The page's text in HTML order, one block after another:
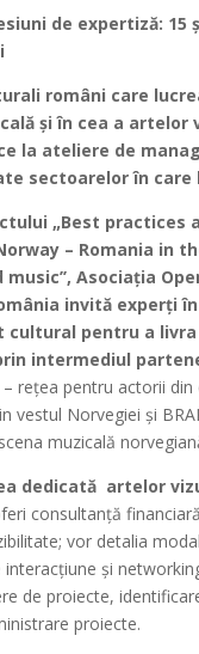
de expertiză: 15
români care
și în cea a artelor
la ateliere de
sectoarelor în care
„Best practices
– Romania in
music’’, Asociația
invită experți în
cultural pentru a
intermediul
– rețea pentru actorii
vestul Norvegiei și
muzicală
dedicată artelor
consultanță
vor detalia
și
de proiecte,
proiecte.